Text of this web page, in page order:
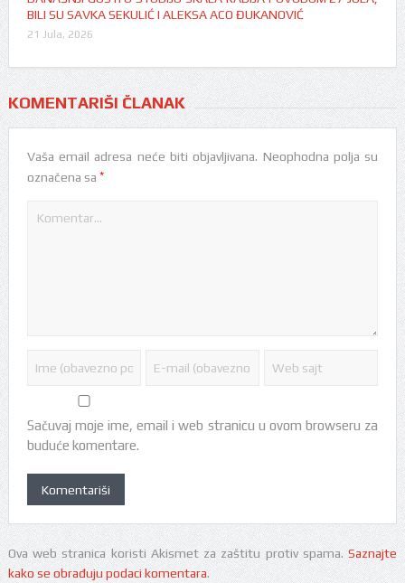
BILI SU SAVKA SEKULIĆ I ALEKSA ACO ĐUKANOVIĆ
21 Jula, 2026
KOMENTARIŠI ČLANAK
Vaša email adresa neće biti objavljivana. Neophodna polja su
označena sa *
Sačuvaj moje ime, email i web stranicu u ovom browseru za
buduće komentare.
Ova web stranica koristi Akismet za zaštitu protiv spama.Saznajte
kako se obrađuju podaci komentara.